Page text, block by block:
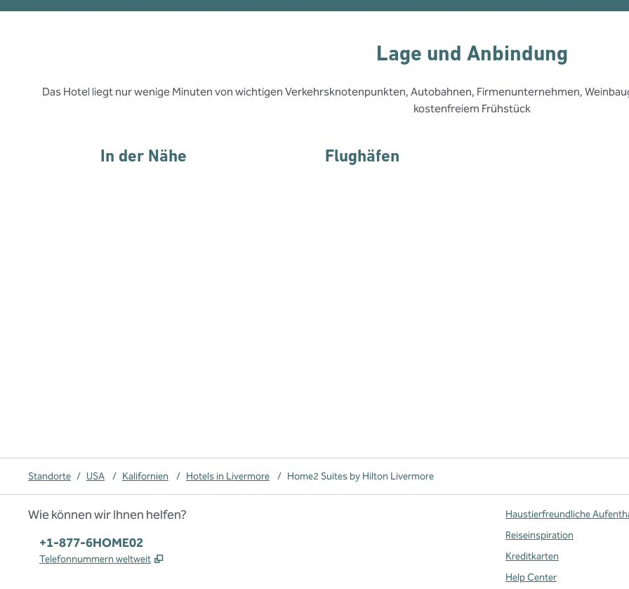
Lage und Anbindung
Das Hotel liegt nur wenige Minuten von wichtigen Verkehrsknotenpunkten, Autobahnen, Firmenunternehmen,
kostenfreiem Frühstück
In der Nähe Flughäfen
Standorte / USA / Kalifornien / Hotels in Livermore / Home2 Suites by Hilton Livermore
Wie können wir Ihnen helfen?
Telefon:
+1-877-6HOME02
Telefonnummern weltweit ,
Haustierfreundliche
Reiseinspiration
Kreditkarten
Help Center